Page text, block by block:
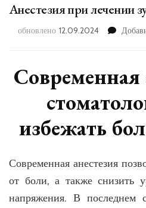
Анестезия при лечении
обновлено 12.09.2024
Современная
избежать
Современная анестезия
от боли, а также снизить
напряжения. В последнем